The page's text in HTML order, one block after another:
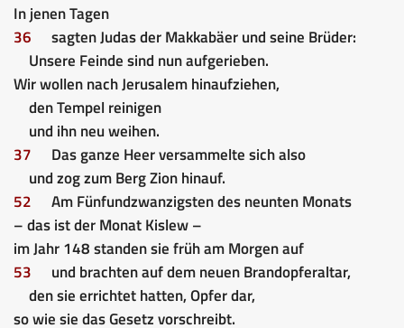
In jenen Tagen
36
sagten Judas der Makkabäer und seine Brüder:
Unsere Feinde sind nun aufgerieben.
Wir wollen nach Jerusalem hinaufziehen,
den Tempel reinigen
und ihn neu weihen.
37
Das ganze Heer versammelte sich also
und zog zum Berg Zion hinauf.
52
Am Fünfundzwanzigsten des neunten Monats
– das ist der Monat Kislew –
im Jahr 148 standen sie früh am Morgen auf
53
und brachten auf dem neuen Brandopferaltar,
den sie errichtet hatten, Opfer dar,
so wie sie das Gesetz vorschreibt.